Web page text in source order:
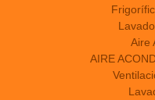
Aire
AIRE